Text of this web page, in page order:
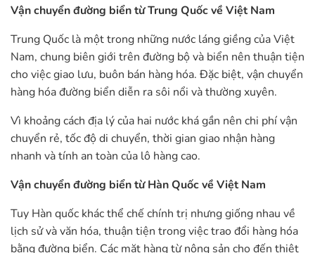
Vận chuyển đường biển từ Trung Quốc về Việt Nam
Trung Quốc là một trong những nước láng giềng của Việt
Nam, chung biên giới trên đường bộ và biển nên thuận tiện
cho việc giao lưu, buôn bán hàng hóa. Đặc biệt, vận chuyển
hàng hóa đường biển diễn ra sôi nổi và thường xuyên.
Vì khoảng cách địa lý của hai nước khá gần nên chi phí vận
chuyển rẻ, tốc độ di chuyển, thời gian giao nhận hàng
nhanh và tính an toàn của lô hàng cao.
Vận chuyển đường biển từ Hàn Quốc về Việt Nam
Tuy Hàn quốc khác thể chế chính trị nhưng giống nhau về
lịch sử và văn hóa, thuận tiện trong việc trao đổi hàng hóa
bằng đường biển. Các mặt hàng từ nông sản cho đến thiêt